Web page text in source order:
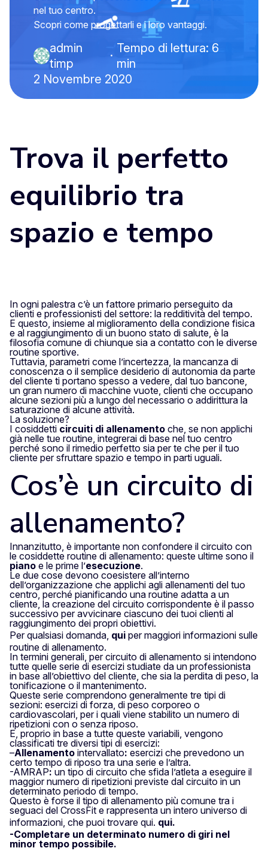
nel tuo centro.
Scopri come progettarli e i loro vantaggi.
admin
timp
·
Tempo di lettura: 6
min
2 Novembre 2020
Trova il perfetto
equilibrio tra
spazio e tempo
In ogni palestra c’è un fattore primario perseguito da
clienti e professionisti del settore: la redditività del tempo.
E questo, insieme al miglioramento della condizione fisica
e al raggiungimento di un buono stato di salute, è la
filosofia comune di chiunque sia a contatto con le diverse
routine sportive.
Tuttavia, parametri come l’incertezza, la mancanza di
conoscenza o il semplice desiderio di autonomia da parte
del cliente ti portano spesso a vedere, dal tuo bancone,
un gran numero di macchine vuote, clienti che occupano
alcune sezioni più a lungo del necessario o addirittura la
saturazione di alcune attività.
La soluzione?
I cosiddetti circuiti di allenamento che, se non applichi
già nelle tue routine, integrerai di base nel tuo centro
perché sono il rimedio perfetto sia per te che per il tuo
cliente per sfruttare spazio e tempo in parti uguali.
Cos’è un circuito di
allenamento?
Innanzitutto, è importante non confondere il circuito con
le cosiddette routine di allenamento: queste ultime sono il
piano e le prime l’esecuzione.
Le due cose devono coesistere all’interno
dell’organizzazione che applichi agli allenamenti del tuo
centro, perché pianificando una routine adatta a un
cliente, la creazione del circuito corrispondente è il passo
successivo per avvicinare ciascuno dei tuoi clienti al
raggiungimento dei propri obiettivi.
Per qualsiasi domanda, qui per maggiori informazioni sulle
routine di allenamento.
In termini generali, per circuito di allenamento si intendono
tutte quelle serie di esercizi studiate da un professionista
in base all’obiettivo del cliente, che sia la perdita di peso, la
tonificazione o il mantenimento.
Queste serie comprendono generalmente tre tipi di
sezioni: esercizi di forza, di peso corporeo o
cardiovascolari, per i quali viene stabilito un numero di
ripetizioni con o senza riposo.
E, proprio in base a tutte queste variabili, vengono
classificati tre diversi tipi di esercizi:
–Allenamento intervallato: esercizi che prevedono un
certo tempo di riposo tra una serie e l’altra.
-AMRAP: un tipo di circuito che sfida l’atleta a eseguire il
maggior numero di ripetizioni previste dal circuito in un
determinato periodo di tempo.
Questo è forse il tipo di allenamento più comune tra i
seguaci del CrossFit e rappresenta un intero universo di
informazioni, che puoi trovare qui. qui.
-Completare un determinato numero di giri nel
minor tempo possibile.